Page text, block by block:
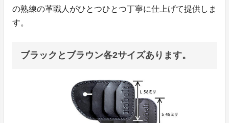
の熟練の革職人がひとつひとつ丁寧に仕上げて提供しま
す。
ブラックとブラウン各2サイズあります。